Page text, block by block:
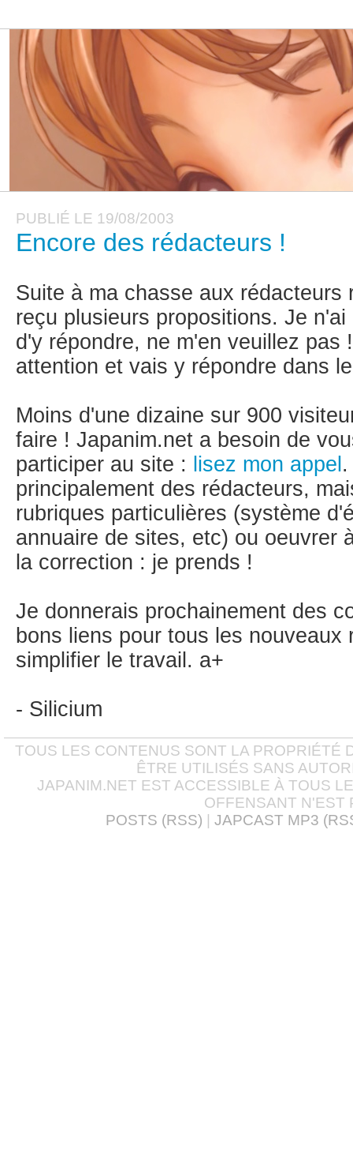
PUBLIÉ LE 19/08/2003
Encore des rédacteurs !
Suite à ma chasse aux rédacteurs
reçu plusieurs propositions. Je
d'y répondre, ne m'en veuillez pas
attention et vais y répondre dans
Moins d'une dizaine sur 900
faire ! Japanim.net a besoin de
participer au site : lisez mon appel
principalement des rédacteurs,
rubriques particulières (système
annuaire de sites, etc) ou oeuvrer
la correction : je prends !
Je donnerais prochainement des
bons liens pour tous les nouveaux
simplifier le travail. a+
- Silicium
TOUS LES CONTENUS SONT LA PROPRIÉTÉ
ÊTRE UTILISÉS SANS
JAPANIM.NET EST ACCESSIBLE À TOUS
OFFENSANT N'EST
POSTS (RSS)
JAPCAST MP3